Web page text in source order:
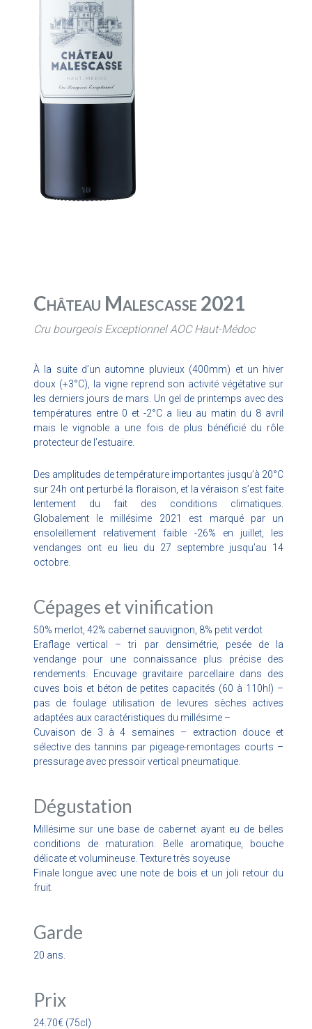
Château Malescasse 2021
Cru bourgeois Exceptionnel AOC Haut-Médoc
À la suite d’un automne pluvieux (400mm) et un hiver
doux (+3°C), la vigne reprend son activité végétative sur
les derniers jours de mars. Un gel de printemps avec des
températures entre 0 et -2°C a lieu au matin du 8 avril
mais le vignoble a une fois de plus bénéficié du rôle
protecteur de l’estuaire.
Des amplitudes de température importantes jusqu’à 20°C
sur 24h ont perturbé la floraison, et la véraison s’est faite
lentement du fait des conditions climatiques.
Globalement le millésime 2021 est marqué par un
ensoleillement relativement faible -26% en juillet, les
vendanges ont eu lieu du 27 septembre jusqu’au 14
octobre.
Cépages et vinification
50% merlot, 42% cabernet sauvignon, 8% petit verdot
Eraflage vertical – tri par densimétrie, pesée de la
vendange pour une connaissance plus précise des
rendements. Encuvage gravitaire parcellaire dans des
cuves bois et béton de petites capacités (60 à 110hl) –
pas de foulage utilisation de levures sèches actives
adaptées aux caractéristiques du millésime –
Cuvaison de 3 à 4 semaines – extraction douce et
sélective des tannins par pigeage-remontages courts –
pressurage avec pressoir vertical pneumatique.
Dégustation
Millésime sur une base de cabernet ayant eu de belles
conditions de maturation. Belle aromatique, bouche
délicate et volumineuse. Texture très soyeuse
Finale longue avec une note de bois et un joli retour du
fruit.
Garde
20 ans.
Prix
24.70€ (75cl)